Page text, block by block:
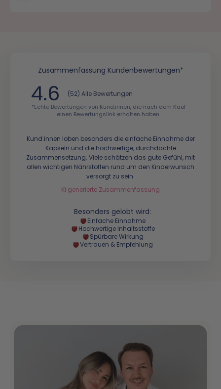
Zusammenfassung Kundenbewertungen*
4.6 (52) Alle Bewertungen
*Echte Bewertungen von Kund:innen, die nach dem Kauf
einen Bewertungslink erhalten haben.
Kund:innen loben besonders die einfache Einnahme der
Kapseln und die hochwertige, durchdachte
Zusammensetzung. Viele schätzen das gute Gefühl, mit
allen wichtigen Nährstoffen rund um den Kinderwunsch
versorgt zu sein.
KI generierte Zusammenfassung
Besonders gelobt wird:
Einfache Einnahme
Hochwertige Inhaltsstoffe
Spürbare Wirkung
Vertrauen & Empfehlung